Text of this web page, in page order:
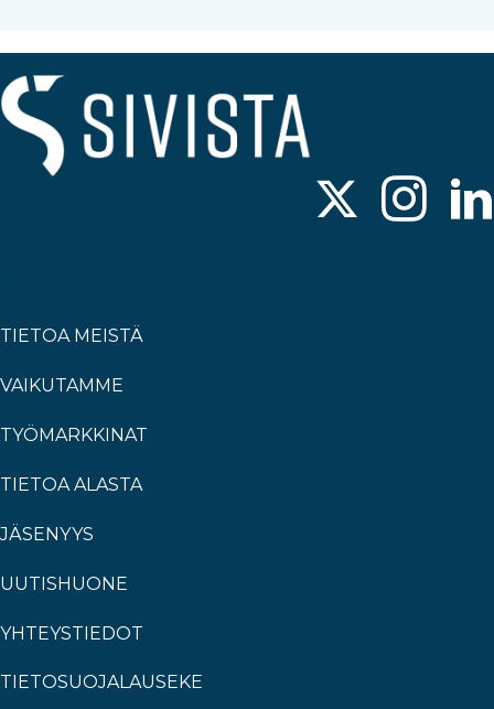
TIETOA MEISTÄ
VAIKUTAMME
TYÖMARKKINAT
TIETOA ALASTA
JÄSENYYS
UUTISHUONE
YHTEYSTIEDOT
TIETOSUOJALAUSEKE